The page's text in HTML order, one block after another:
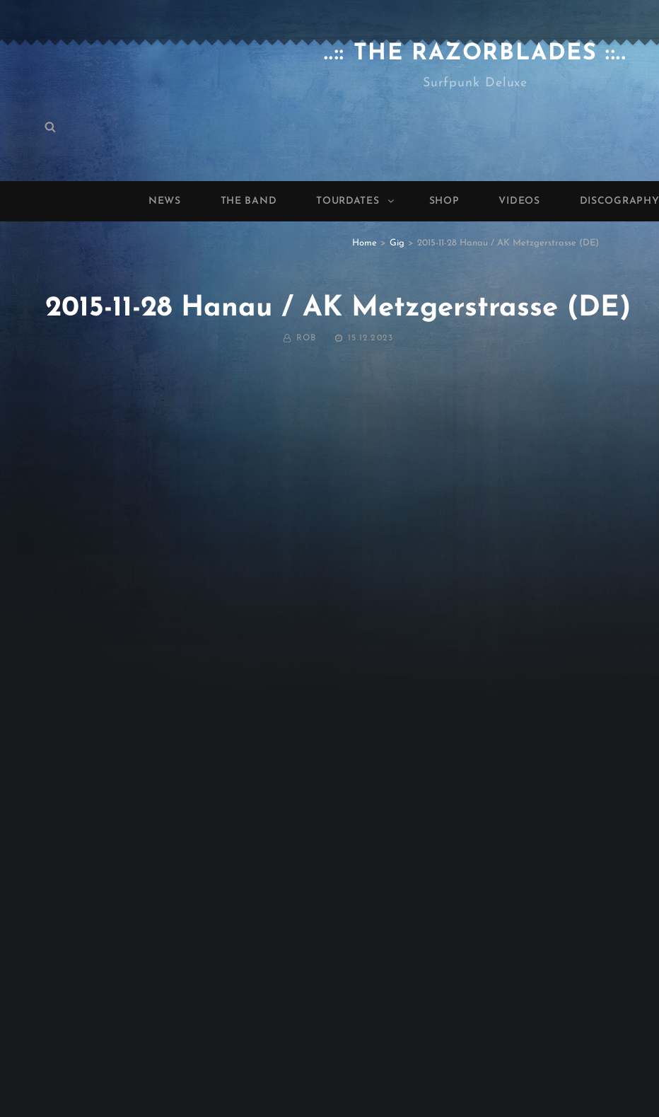
..:: THE RAZORBLADES ::..
Surfpunk Deluxe
Search
NEWS THE BAND TOURDATES SHOP VIDEOS DISCOGRAPHY
Home > Gig > 2015-11-28 Hanau / AK Metzgerstrasse (DE)
2015-11-28 Hanau / AK Metzgerstrasse (DE)
BY ROB
POSTED
15.12.2023